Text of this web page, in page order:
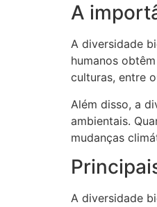
A
A diversidade
humanos
culturas, entre
Além disso, a
ambientais.
mudanças
A diversidade